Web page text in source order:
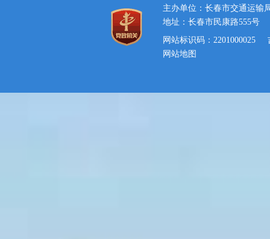
主办单位：长春市交通运输
地址：长春市民康路555号
网站标识码：2201000025
网站地图